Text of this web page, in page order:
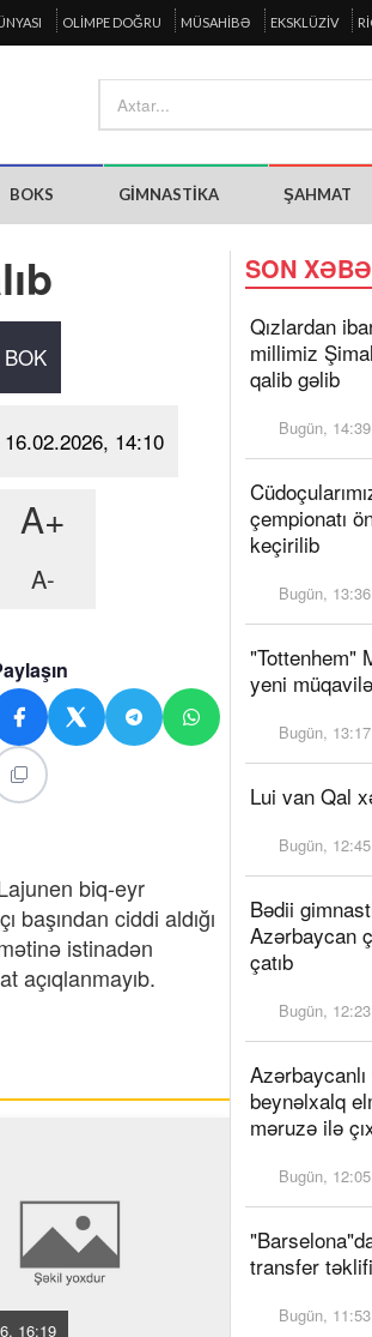
OLIMPE DOĞRU MÜSAHIBƏ EKSKLÜZIV
BOKS GIMNASTIKA ŞAHMAT
BOK
16.02.2026, 14:10
A+
A-
biq-eyr
başından ciddi aldığı
istinadən
açıqlanmayıb.
16:19
SON
Qızlardan
millimiz
qalib gəlib
Bugün, 14:39
çempionatı
keçirilib
Bugün, 13:36
"Tottenhem"
yeni
Bugün, 13:17
Lui van Qal
Bugün, 12:45
Bədii
Azərbaycan
çatıb
Bugün, 12:23
beynəlxalq
məruzə ilə
Bugün, 12:05
transfer təklifi
Bugün, 11:53